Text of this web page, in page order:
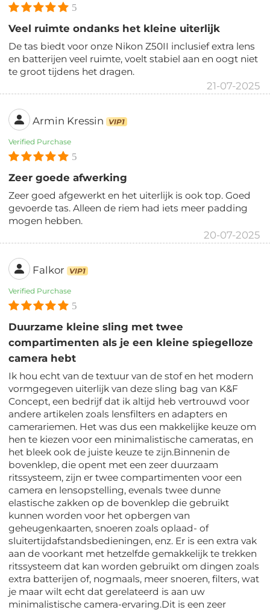
5
Veel ruimte ondanks het kleine uiterlijk
De tas biedt voor onze Nikon Z50II inclusief extra lens
en batterijen veel ruimte, voelt stabiel aan en oogt niet
te groot tijdens het dragen.
21-07-2025
Armin Kressin VIP1
Verified Purchase
5
Zeer goede afwerking
Zeer goed afgewerkt en het uiterlijk is ook top. Goed
gevoerde tas. Alleen de riem had iets meer padding
mogen hebben.
20-07-2025
Falkor VIP1
Verified Purchase
5
Duurzame kleine sling met twee
compartimenten als je een kleine spiegelloze
camera hebt
Ik hou echt van de textuur van de stof en het modern
vormgegeven uiterlijk van deze sling bag van K&F
Concept, een bedrijf dat ik altijd heb vertrouwd voor
andere artikelen zoals lensfilters en adapters en
camerariemen. Het was dus een makkelijke keuze om
hen te kiezen voor een minimalistische cameratas, en
het bleek ook de juiste keuze te zijn.Binnenin de
bovenklep, die opent met een zeer duurzaam
ritssysteem, zijn er twee compartimenten voor een
camera en lensopstelling, evenals twee dunne
elastische zakken op de bovenklep die gebruikt
kunnen worden voor het opbergen van
geheugenkaarten, snoeren zoals oplaad- of
sluitertijdafstandsbedieningen, enz. Er is een extra vak
aan de voorkant met hetzelfde gemakkelijk te trekken
ritssysteem dat kan worden gebruikt om dingen zoals
extra batterijen of, nogmaals, meer snoeren, filters, wat
je maar wilt echt dat gerelateerd is aan uw
minimalistische camera-ervaring.Dit is een zeer